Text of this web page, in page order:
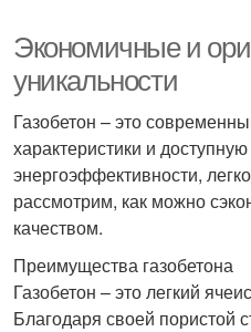
Экономичные и
уникальности
Газобетон – это
характеристики и
энергоэффективности,
рассмотрим, как можно
качеством.
Преимущества газобетона
Газобетон – это легкий
Благодаря своей пористой